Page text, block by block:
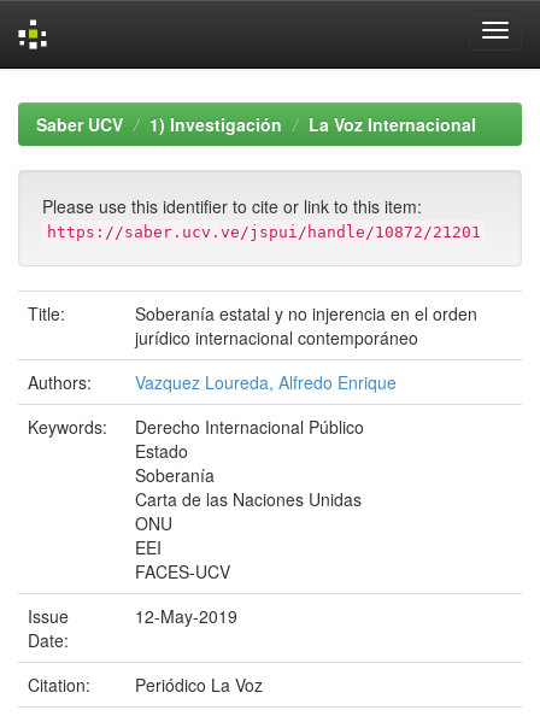
navigationSaber UCV 1) Investigación La Voz Internacional
Please use this identifier to cite or link to this item:
https://saber.ucv.ve/jspui/handle/10872/21201
Title:
Soberanía estatal y no injerencia en el orden
jurídico internacional contemporáneo
Authors:
Vazquez Loureda, Alfredo Enrique
Keywords:
Derecho Internacional Público
Estado
Soberanía
Carta de las Naciones Unidas
ONU
EEI
FACES-UCV
Issue
Date:
12-May-2019
Citation:
Periódico La Voz